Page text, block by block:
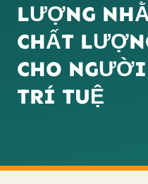
LƯỢNG
CHẤT
CHO
TRÍ TUỆ